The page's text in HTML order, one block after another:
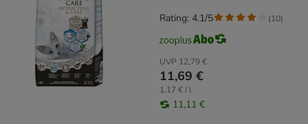
UVP 12,79 €
11,69 €
1,17 € / l
11,11 €
Rating: 4.1/5 (10)